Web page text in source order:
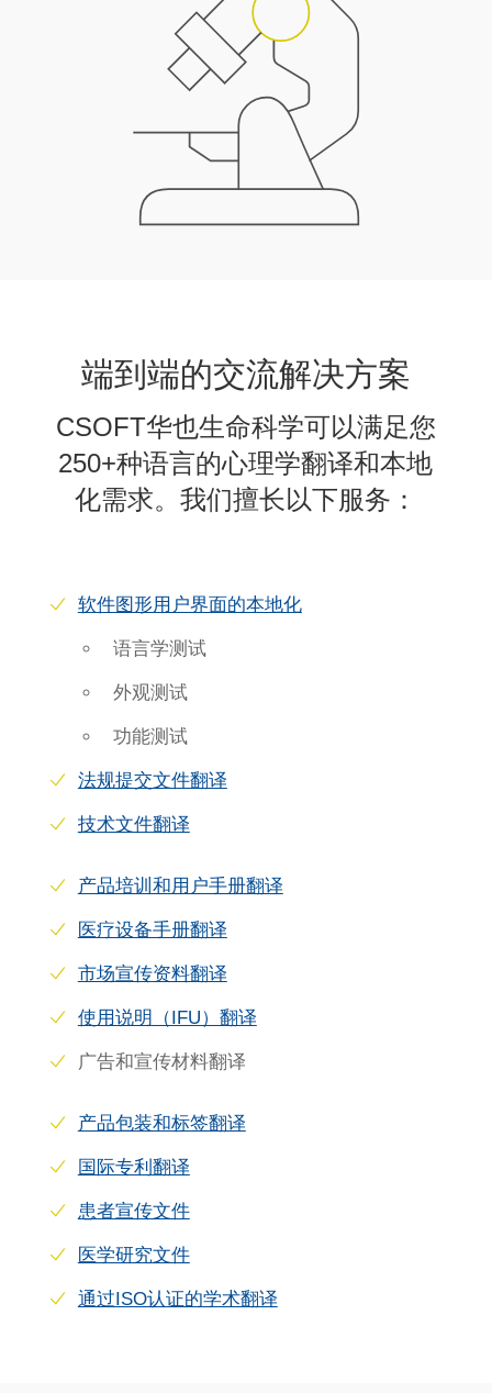
端到端的交流解决方案
CSOFT华也生命科学可以满足您
250+种语言的心理学翻译和本地
化需求。我们擅长以下服务：
软件图形用户界面的本地化
语言学测试
外观测试
功能测试
法规提交文件翻译
技术文件翻译
产品培训和用户手册翻译
医疗设备手册翻译
市场宣传资料翻译
使用说明（IFU）翻译
广告和宣传材料翻译
产品包装和标签翻译
国际专利翻译
患者宣传文件
医学研究文件
通过ISO认证的学术翻译